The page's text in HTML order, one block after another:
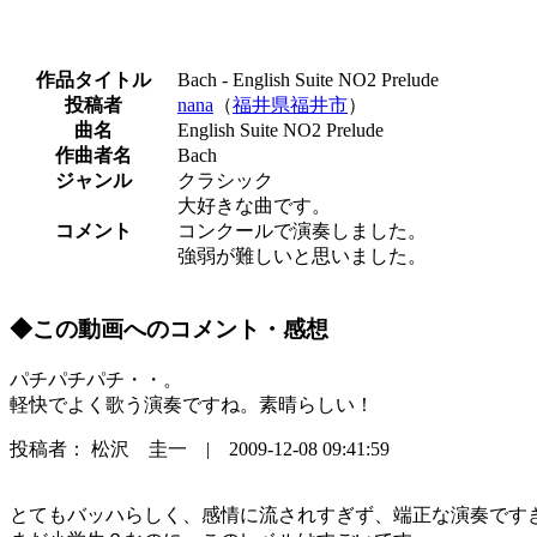
作品タイトル
Bach - English Suite NO2 Prelude
投稿者
nana （福井県福井市）
曲名
English Suite NO2 Prelude
作曲者名
Bach
ジャンル
クラシック
コメント
大好きな曲です。
コンクールで演奏しました。
強弱が難しいと思いました。
◆この動画へのコメント・感想
パチパチパチ・・。
軽快でよく歌う演奏ですね。素晴らしい！
投稿者： 松沢 圭一 | 2009-12-08 09:41:59
とてもバッハらしく、感情に流されすぎず、端正な演奏です